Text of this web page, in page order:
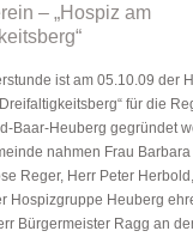
– „Hospiz am
ist am 05.10.09 der
Dreifaltigkeitsberg“ für die
Baar-Heuberg gegründet
nahmen Frau Barbara
Reger, Herr Peter
Hospizgruppe Heuberg
Bürgermeister Ragg an